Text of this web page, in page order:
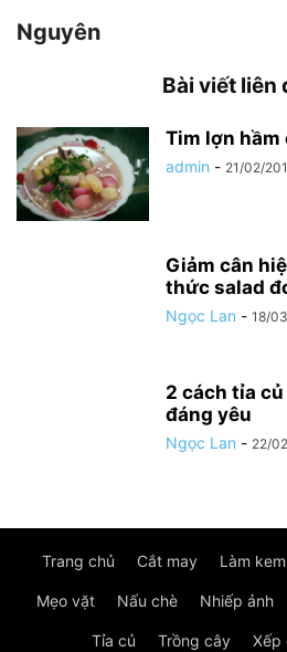
Nguyên
Bài viết liên
Tim lợn hầm
admin - 21/02/
Giảm cân
thức salad
Ngọc Lan - 18/
2 cách tỉa
đáng yêu
Ngọc Lan - 22/
Trang chủ Cắt may Làm kem
Mẹo vặt Nấu chè Nhiếp ảnh
Tỉa củ Trồng cây Xếp